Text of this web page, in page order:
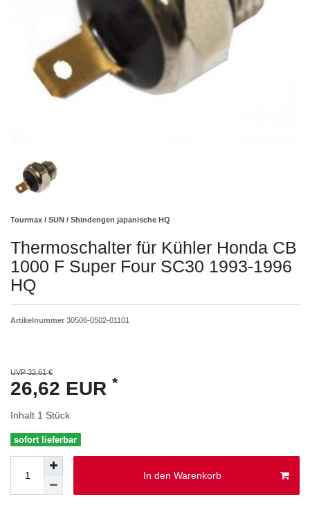
Tourmax / SUN / Shindengen japanische HQ
Thermoschalter für Kühler Honda CB
1000 F Super Four SC30 1993-1996
HQ
Artikelnummer 30506-0502-01101
UVP 32,61 €
26,62 EUR *
Inhalt 1 Stück
sofort lieferbar
In den Warenkorb